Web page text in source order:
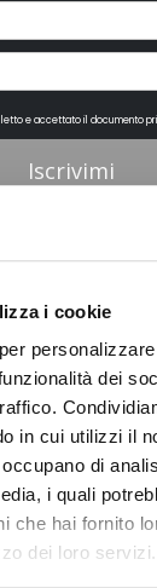
i cookie
dei
in cui utilizzi il
di
i quali
che hai fornito
dei loro servizi.
letto e accettato il documento
Iscrivimi